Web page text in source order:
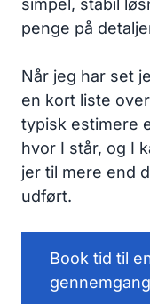
simpel, stabil
penge på
Når jeg har set
en kort liste
typisk estimere
hvor I står, og I
jer til mere end
udført.
Book tid til
gennemgang